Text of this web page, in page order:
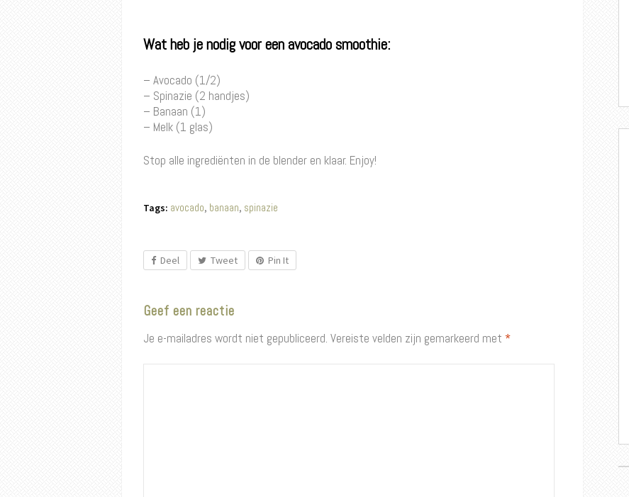
Wat heb je nodig voor een avocado smoothie:
– Avocado (1/2)
– Spinazie (2 handjes)
– Banaan (1)
– Melk (1 glas)
Stop alle ingrediënten in de blender en klaar. Enjoy!
Tags: avocado, banaan, spinazie
Deel Tweet Pin It
Geef een reactie
Je e-mailadres wordt niet gepubliceerd. Vereiste velden zijn gemarkeerd met *